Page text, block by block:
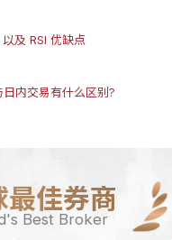
及 RSI 优缺点
内交易有什么区别?
最佳券商
Best Broker